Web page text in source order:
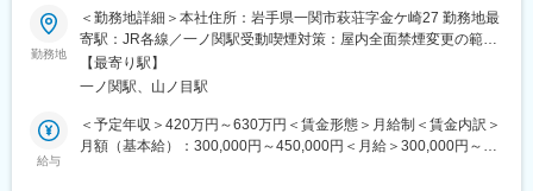
■入社後のフォロー体制
配属後のOJT研修のほか、本社での集合研修を年に数回開催しま
す。
また、オンライン勉強会やEラーニング等が充実しており、無理な
金融や販売業など異業界からご入社された方が活躍しています。
■業務内容：
自社製品の小型産業機器、ランニングマシンの機構設計業務をお
任せします。
■業務詳細：
顧客要求事項等の情報を基に、要素技術の検討から構想設計・設
計・試作・評価を繰り返し行い、最終的な新商品の量産化までの
勤務地
＜勤務地詳細＞本社住所：岩手県一関市萩荘字金ケ崎27 勤務地最
寄駅：JR各線／一ノ関駅受動喫煙対策：屋内全面禁煙変更の範
囲：会社の定める事業所
【最寄り駅】
一ノ関駅、山ノ目駅
給与
＜予定年収＞420万円～630万円＜賃金形態＞月給制＜賃金内訳＞
月額（基本給）：300,000円～450,000円＜月給＞300,000円～